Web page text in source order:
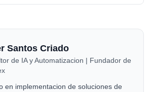
Santos Criado
de IA y Automatizacion | Fundador de
en implementacion de soluciones de